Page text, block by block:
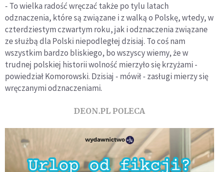
- To wielka radość wręczać także po tylu latach
odznaczenia, które są związane i z walką o Polskę, wtedy, w
czterdziestym czwartym roku, jak i odznaczenia związane
ze służbą dla Polski niepodległej dzisiaj. To coś nam
wszystkim bardzo bliskiego, bo wszyscy wiemy, że w
trudnej polskiej historii wolność mierzyło się krzyżami -
powiedział Komorowski. Dzisiaj - mówił - zasługi mierzy się
wręczanymi odznaczeniami.
DEON.PL POLECA